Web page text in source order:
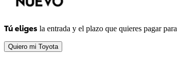
Tú eliges la entrada y el plazo que quieres pagar para
Quiero mi Toyota